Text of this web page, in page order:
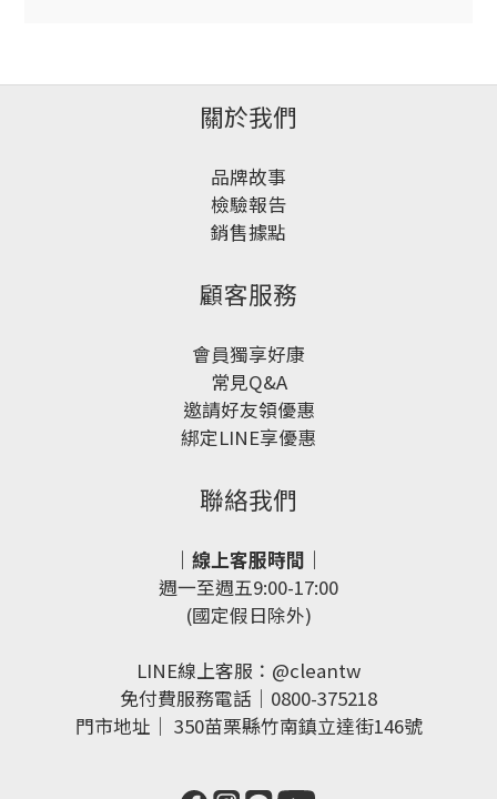
關於我們
品牌故事
檢驗報告
銷售據點
顧客服務
會員獨享好康
常見Q&A
邀請好友領優惠
綁定LINE享優惠
聯絡我們
｜線上客服時間｜
週一至週五9:00-17:00
(國定假日除外)
LINE線上客服： @cleantw
免付費服務電話｜0800-375218
門市地址｜ 350苗栗縣竹南鎮立達街146號